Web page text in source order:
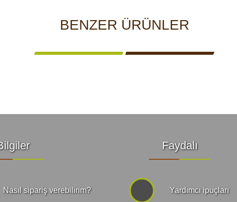
BENZER ÜRÜNLER
Nasıl sipariş verebilirim?
Faydalı
Yardımcı ipuçları